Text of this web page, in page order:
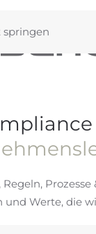
Prozesse
und Werte, die